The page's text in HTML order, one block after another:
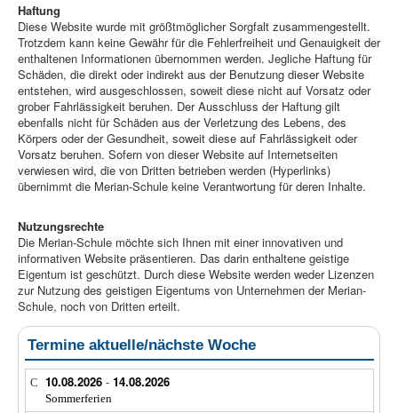
Haftung
Diese Website wurde mit größtmöglicher Sorgfalt zusammengestellt.
Trotzdem kann keine Gewähr für die Fehlerfreiheit und Genauigkeit der
enthaltenen Informationen übernommen werden. Jegliche Haftung für
Schäden, die direkt oder indirekt aus der Benutzung dieser Website
entstehen, wird ausgeschlossen, soweit diese nicht auf Vorsatz oder
grober Fahrlässigkeit beruhen. Der Ausschluss der Haftung gilt
ebenfalls nicht für Schäden aus der Verletzung des Lebens, des
Körpers oder der Gesundheit, soweit diese auf Fahrlässigkeit oder
Vorsatz beruhen. Sofern von dieser Website auf Internetseiten
verwiesen wird, die von Dritten betrieben werden (Hyperlinks)
übernimmt die Merian-Schule keine Verantwortung für deren Inhalte.
Nutzungsrechte
Die Merian-Schule möchte sich Ihnen mit einer innovativen und
informativen Website präsentieren. Das darin enthaltene geistige
Eigentum ist geschützt. Durch diese Website werden weder Lizenzen
zur Nutzung des geistigen Eigentums von Unternehmen der Merian-
Schule, noch von Dritten erteilt.
Termine aktuelle/nächste Woche
10.08.2026- 14.08.2026
Sommerferien